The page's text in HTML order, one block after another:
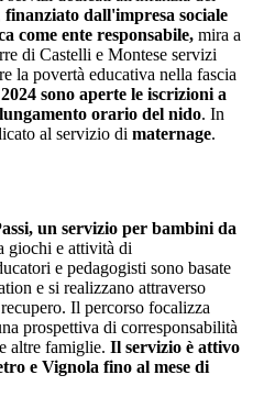
finanziato dall'impresa sociale
come ente responsabile, mira a
di Castelli e Montese servizi
la povertà educativa nella fascia
sono aperte le iscrizioni a
orario del nido. In
al servizio di maternage.
un servizio per bambini da
giochi e attività di
e pedagogisti sono basate
e si realizzano attraverso
Il percorso focalizza
prospettiva di corresponsabilità
altre famiglie. Il servizio è attivo
e Vignola fino al mese di